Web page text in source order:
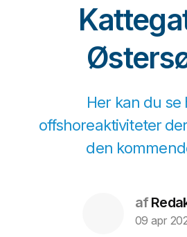
Her kan du se
offshoreaktiviteter
den
af
09 apr